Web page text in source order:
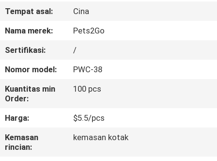
TUR
PABRIK
HUBUNGI
KAMI
PERMINTAAN
PENAWARAN
BLOG/NEWS
Tempat asal:
Cina
Nama merek:
Pets2Go
Sertifikasi:
/
Nomor model:
PWC-38
Kuantitas min
Order:
100 pcs
Harga:
$5.5/pcs
Kemasan
rincian:
kemasan kotak